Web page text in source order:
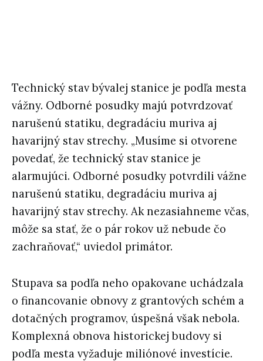
Technický stav bývalej stanice je podľa mesta
vážny. Odborné posudky majú potvrdzovať
narušenú statiku, degradáciu muriva aj
havarijný stav strechy. „Musíme si otvorene
povedať, že technický stav stanice je
alarmujúci. Odborné posudky potvrdili vážne
narušenú statiku, degradáciu muriva aj
havarijný stav strechy. Ak nezasiahneme včas,
môže sa stať, že o pár rokov už nebude čo
zachraňovať,“ uviedol primátor.
Stupava sa podľa neho opakovane uchádzala
o financovanie obnovy z grantových schém a
dotačných programov, úspešná však nebola.
Komplexná obnova historickej budovy si
podľa mesta vyžaduje miliónové investície.